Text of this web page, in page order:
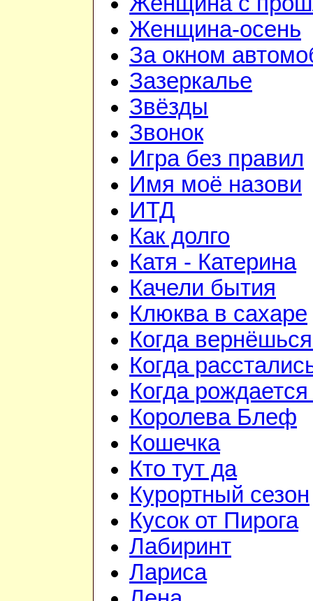
Женщина-осень
За окном
Зазеркалье
Звёзды
Звонок
Игра без правил
Имя моё назови
ИТД
Как долго
Катя - Катерина
Качели бытия
Клюква в сахаре
Когда
Когда
Когда
Королева Блеф
Кошечка
Кто тут да
Курортный сезон
Кусок от Пирога
Лабиринт
Лариса